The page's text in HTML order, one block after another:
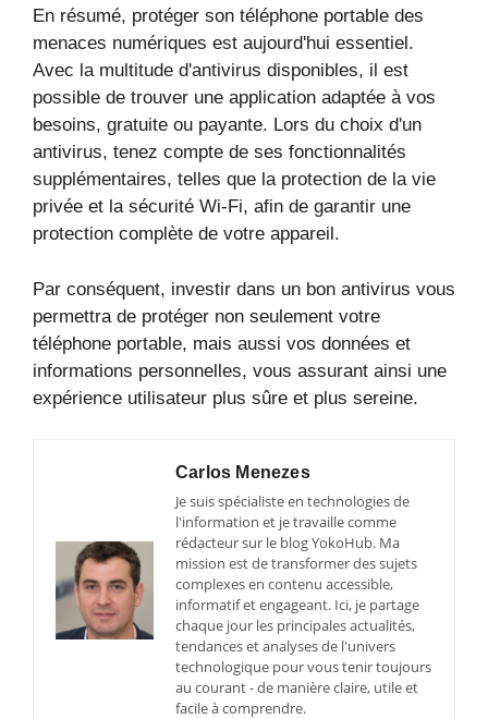
En résumé, protéger son téléphone portable des
menaces numériques est aujourd'hui essentiel.
Avec la multitude d'antivirus disponibles, il est
possible de trouver une application adaptée à vos
besoins, gratuite ou payante. Lors du choix d'un
antivirus, tenez compte de ses fonctionnalités
supplémentaires, telles que la protection de la vie
privée et la sécurité Wi-Fi, afin de garantir une
protection complète de votre appareil.
Par conséquent, investir dans un bon antivirus vous
permettra de protéger non seulement votre
téléphone portable, mais aussi vos données et
informations personnelles, vous assurant ainsi une
expérience utilisateur plus sûre et plus sereine.
Carlos Menezes
Je suis spécialiste en technologies de
l'information et je travaille comme
rédacteur sur le blog YokoHub. Ma
mission est de transformer des sujets
complexes en contenu accessible,
informatif et engageant. Ici, je partage
chaque jour les principales actualités,
tendances et analyses de l'univers
technologique pour vous tenir toujours
au courant - de manière claire, utile et
facile à comprendre.